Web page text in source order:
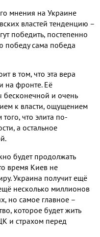
мнения на Украине
властей тенденцию –
победить, постепенно
победу сама победа
в том, что эта вера
на фронте. Её
бесконечной и очень
к власти, ощущением
что элита по-
а остальное
будет продолжать
время Киев не
Украина получит ещё
несколько миллионов
но самое главное –
которое будет жить
и страхом перед